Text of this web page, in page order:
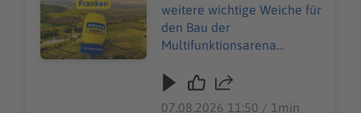
weitere wichtige Weiche für
den Bau der
Multifunktionsarena
Grundstück gekauft.
07.08.2026 11:50 / 1min